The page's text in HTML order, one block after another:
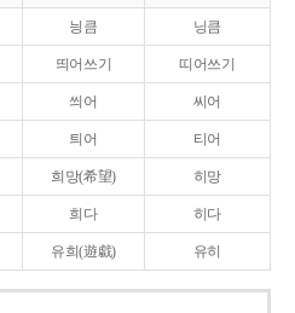
닁큼 닝큼
띄어쓰기 띠어쓰기
씌어 씨어
틔어 티어
희망(希望) 히망
희다 히다
유희(遊戱) 유히